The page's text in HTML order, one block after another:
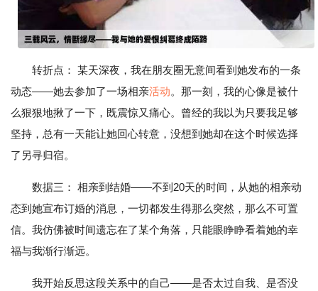
转折点： 某天深夜，我在朋友圈无意间看到她发布的一条
动态——她去参加了一场相亲活动。那一刻，我的心像是被什
么狠狠地揪了一下，既震惊又痛心。曾经的我以为只要我足够
坚持，总有一天能让她回心转意，没想到她却在这个时候选择
了另寻归宿。
数据三： 相亲到结婚——不到20天的时间，从她的相亲动
态到她宣布订婚的消息，一切都发生得那么突然，那么不可置
信。我仿佛被时间遗忘在了某个角落，只能眼睁睁看着她的幸
福与我渐行渐远。
我开始反思这段关系中的自己——是否太过自我、是否没